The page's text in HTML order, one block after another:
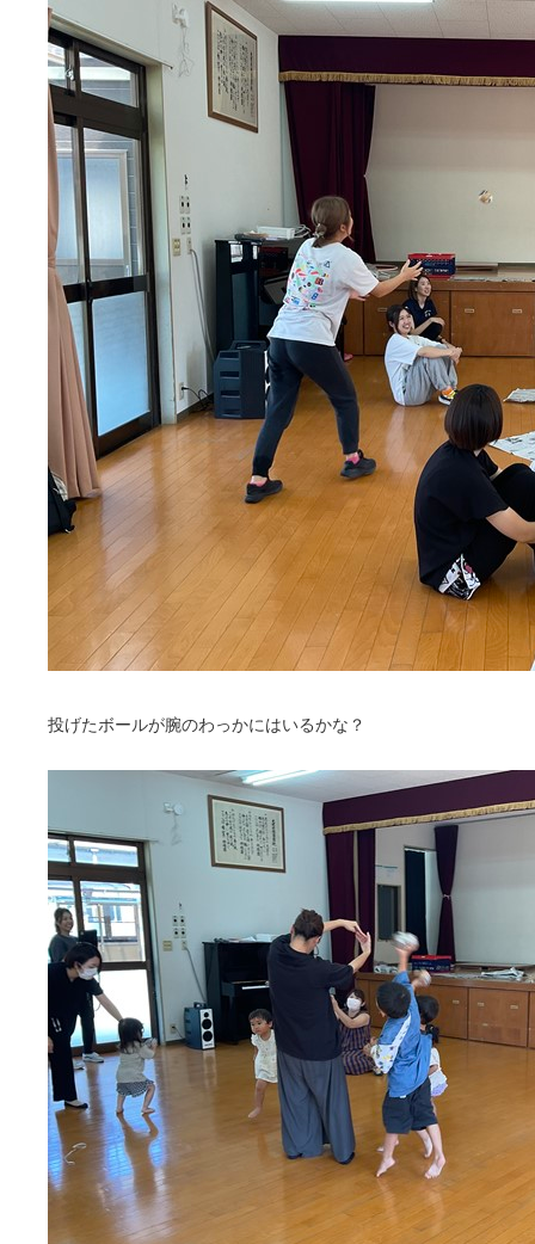
投げたボールが腕のわっかにはいるかな？